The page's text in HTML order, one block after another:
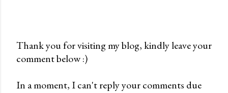
P
s
Thank you for visiting my blog, kindly leave your
comment below :)
In a moment, I can't reply your comments due